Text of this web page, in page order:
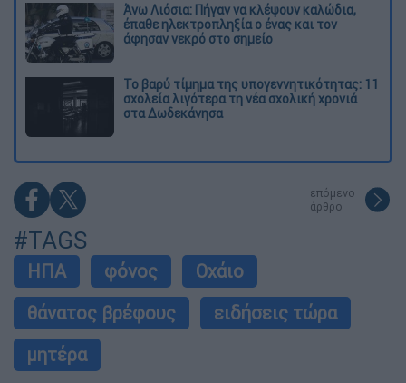
Άνω Λιόσια: Πήγαν να κλέψουν καλώδια,
έπαθε ηλεκτροπληξία ο ένας και τον
άφησαν νεκρό στο σημείο
Το βαρύ τίμημα της υπογεννητικότητας: 11
σχολεία λιγότερα τη νέα σχολική χρονιά
στα Δωδεκάνησα
επόμενο
άρθρο
#TAGS
ΗΠΑ φόνος
Οχάιο
θάνατος βρέφους
ειδήσεις τώρα
μητέρα